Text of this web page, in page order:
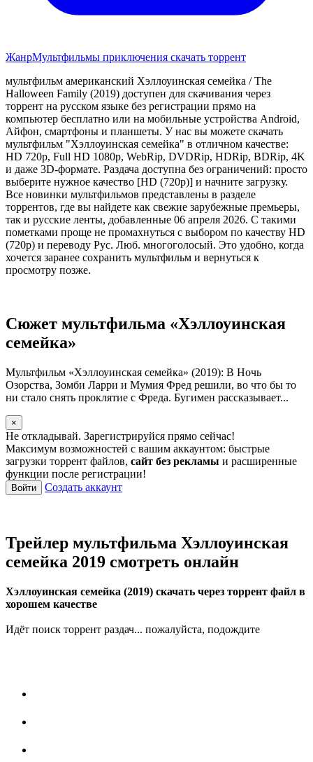
ЖанрМультфильмы приключения скачать торрент
мультфильм американский Хэллоуинская семейка / The
Halloween Family (2019) доступен для скачивания через
торрент на русском языке без регистрации прямо на
компьютер бесплатно или на мобильные устройства Android,
Айфон, смартфоны и планшеты. У нас вы можете скачать
мультфильм "Хэллоуинская семейка" в отличном качестве:
HD 720p, Full HD 1080p, WebRip, DVDRip, HDRip, BDRip, 4K
и даже 3D-формате. Раздача доступна без ограничений: просто
выберите нужное качество [HD (720p)] и начните загрузку.
Все новинки мультфильмов представлены в разделе
торрентов, где вы найдете как свежие зарубежные премьеры,
так и русские ленты, добавленные 06 апреля 2026. С такими
пометками проще не промахнуться с выбором по качеству HD
(720p) и переводу Рус. Люб. многоголосый. Это удобно, когда
хочется заранее сохранить мультфильм и вернуться к
просмотру позже.
Сюжет мультфильма «Хэллоуинская
семейка»
Мультфильм «Хэллоуинская семейка» (2019): В Ночь
Озорства, Зомби Ларри и Мумия Фред решили, во что бы то
ни стало снять проклятие с Фреда. Бугимен рассказывает...
×
Не откладывай. Зарегистрируйся прямо сейчас!
Максимум возможностей с вашим аккаунтом: быстрые
загрузки торрент файлов, сайт без рекламы и расширенные
функции после регистрации!
Войти Создать аккаунт
Трейлер мультфильма Хэллоуинская
семейка 2019 смотреть онлайн
Хэллоуинская семейка (2019) скачать через торрент файл в
хорошем качестве
Идёт поиск торрент раздач... пожалуйста, подождите